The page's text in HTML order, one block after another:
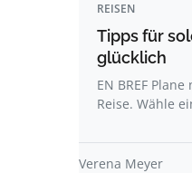
REISEN
Tipps für
glücklich
EN BREF
Reise. Wähle
Verena Meyer